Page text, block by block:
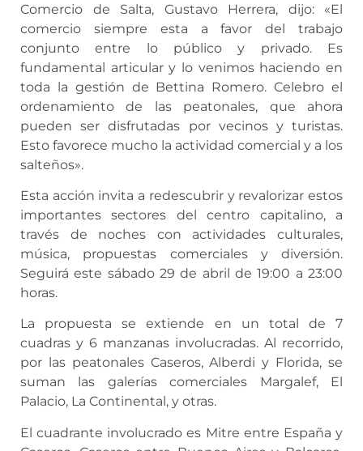
Comercio de Salta, Gustavo Herrera, dijo: «El
comercio siempre esta a favor del trabajo
conjunto entre lo público y privado. Es
fundamental articular y lo venimos haciendo en
toda la gestión de Bettina Romero. Celebro el
ordenamiento de las peatonales, que ahora
pueden ser disfrutadas por vecinos y turistas.
Esto favorece mucho la actividad comercial y a los
salteños».
Esta acción invita a redescubrir y revalorizar estos
importantes sectores del centro capitalino, a
través de noches con actividades culturales,
música, propuestas comerciales y diversión.
Seguirá este sábado 29 de abril de 19:00 a 23:00
horas.
La propuesta se extiende en un total de 7
cuadras y 6 manzanas involucradas. Al recorrido,
por las peatonales Caseros, Alberdi y Florida, se
suman las galerías comerciales Margalef, El
Palacio, La Continental, y otras.
El cuadrante involucrado es Mitre entre España y